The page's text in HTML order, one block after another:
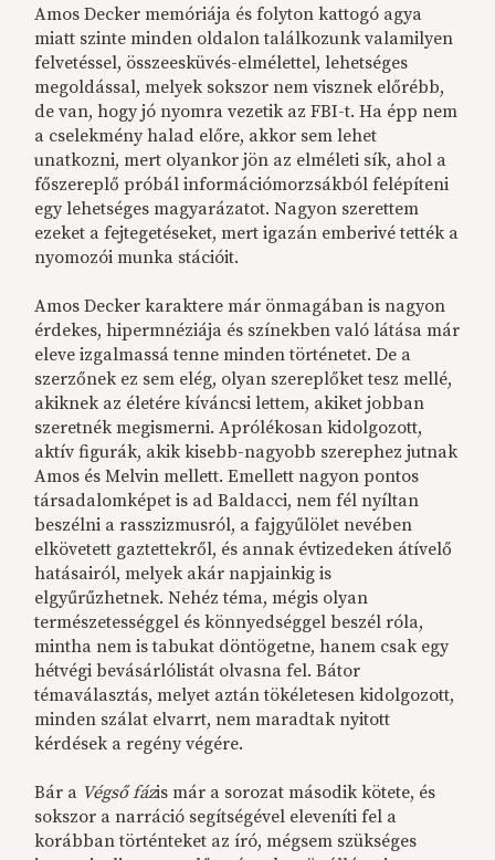
Amos Decker memóriája és folyton kattogó agya
miatt szinte minden oldalon találkozunk valamilyen
felvetéssel, összeesküvés-elmélettel, lehetséges
megoldással, melyek sokszor nem visznek előrébb,
de van, hogy jó nyomra vezetik az FBI-t. Ha épp nem
a cselekmény halad előre, akkor sem lehet
unatkozni, mert olyankor jön az elméleti sík, ahol a
főszereplő próbál információmorzsákból felépíteni
egy lehetséges magyarázatot. Nagyon szerettem
ezeket a fejtegetéseket, mert igazán emberivé tették a
nyomozói munka stációit.
Amos Decker karaktere már önmagában is nagyon
érdekes, hipermnéziája és színekben való látása már
eleve izgalmassá tenne minden történetet. De a
szerzőnek ez sem elég, olyan szereplőket tesz mellé,
akiknek az életére kíváncsi lettem, akiket jobban
szeretnék megismerni. Aprólékosan kidolgozott,
aktív figurák, akik kisebb-nagyobb szerephez jutnak
Amos és Melvin mellett. Emellett nagyon pontos
társadalomképet is ad Baldacci, nem fél nyíltan
beszélni a rasszizmusról, a fajgyűlölet nevében
elkövetett gaztettekről, és annak évtizedeken átívelő
hatásairól, melyek akár napjainkig is
elgyűrűzhetnek. Nehéz téma, mégis olyan
természetességgel és könnyedséggel beszél róla,
mintha nem is tabukat döntögetne, hanem csak egy
hétvégi bevásárlólistát olvasna fel. Bátor
témaválasztás, melyet aztán tökéletesen kidolgozott,
minden szálat elvarrt, nem maradtak nyitott
kérdések a regény végére.
Bár a Végső fázis már a sorozat második kötete, és
sokszor a narráció segítségével eleveníti fel a
korábban történteket az író, mégsem szükséges